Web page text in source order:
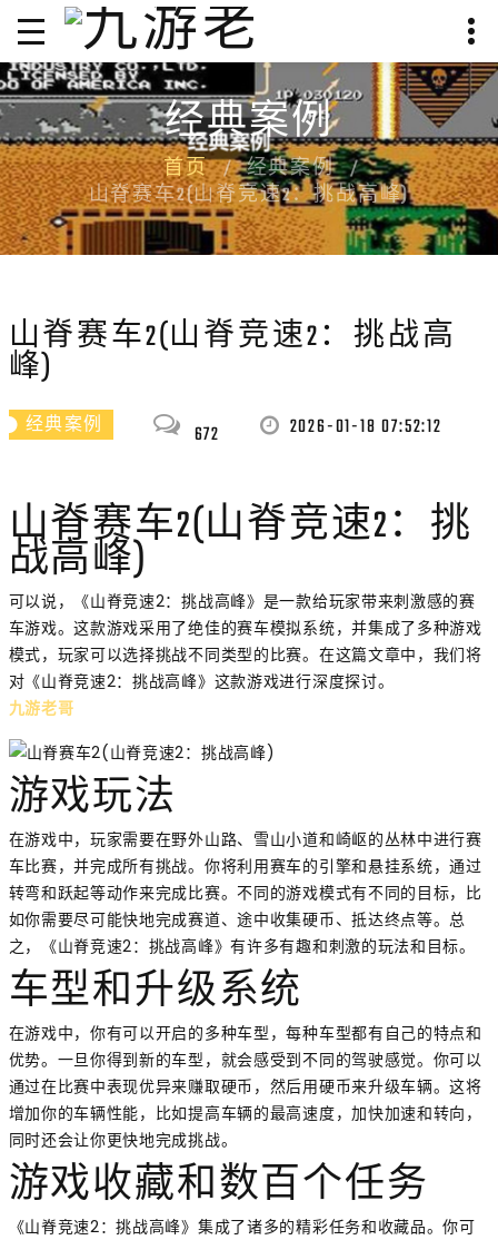
经典案例
首页
经典案例
山脊赛车2(山脊竞速2：挑战高峰)
山脊赛车2(山脊竞速2：挑战高
峰)
经典案例 672 2026-01-18 07:52:12
山脊赛车2(山脊竞速2：挑
战高峰)
可以说，《山脊竞速2：挑战高峰》是一款给玩家带来刺激感的赛
车游戏。这款游戏采用了绝佳的赛车模拟系统，并集成了多种游戏
模式，玩家可以选择挑战不同类型的比赛。在这篇文章中，我们将
对《山脊竞速2：挑战高峰》这款游戏进行深度探讨。
九游老哥
游戏玩法
在游戏中，玩家需要在野外山路、雪山小道和崎岖的丛林中进行赛
车比赛，并完成所有挑战。你将利用赛车的引擎和悬挂系统，通过
转弯和跃起等动作来完成比赛。不同的游戏模式有不同的目标，比
如你需要尽可能快地完成赛道、途中收集硬币、抵达终点等。总
之，《山脊竞速2：挑战高峰》有许多有趣和刺激的玩法和目标。
车型和升级系统
在游戏中，你有可以开启的多种车型，每种车型都有自己的特点和
优势。一旦你得到新的车型，就会感受到不同的驾驶感觉。你可以
通过在比赛中表现优异来赚取硬币，然后用硬币来升级车辆。这将
增加你的车辆性能，比如提高车辆的最高速度，加快加速和转向，
同时还会让你更快地完成挑战。
游戏收藏和数百个任务
《山脊竞速2：挑战高峰》集成了诸多的精彩任务和收藏品。你可